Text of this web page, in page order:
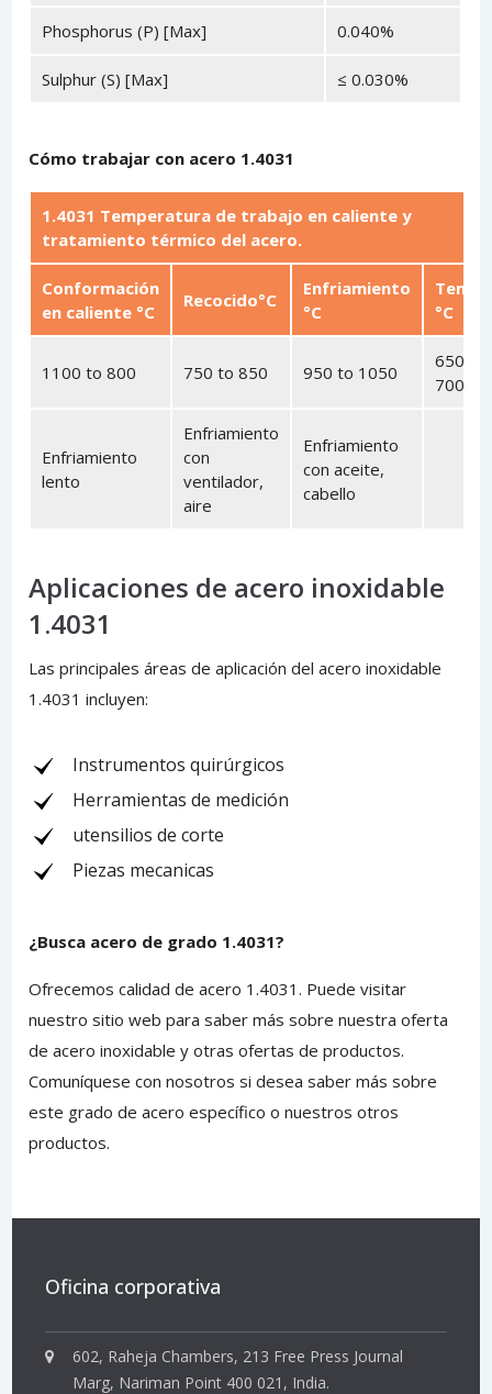
Phosphorus (P) [Max] 0.040%
Sulphur (S) [Max] ≤ 0.030%
Cómo trabajar con acero 1.4031
1.4031 Temperatura de trabajo en caliente y
tratamiento térmico del acero.
Conformación
en caliente °C
Recocido°C
Enfriamiento
°C
°C
1100 to 800 750 to 850 950 to 1050
650 to
700
Enfriamiento
lento
Enfriamiento
con
ventilador,
aire
Enfriamiento
con aceite,
cabello
Aplicaciones de acero inoxidable
1.4031
Las principales áreas de aplicación del acero inoxidable
1.4031 incluyen:
Instrumentos quirúrgicos
Herramientas de medición
utensilios de corte
Piezas mecanicas
¿Busca acero de grado 1.4031?
Ofrecemos calidad de acero 1.4031. Puede visitar
nuestro sitio web para saber más sobre nuestra oferta
de acero inoxidable y otras ofertas de productos.
Comuníquese con nosotros si desea saber más sobre
este grado de acero específico o nuestros otros
productos.
Oficina corporativa
602, Raheja Chambers, 213 Free Press Journal
Marg, Nariman Point 400 021, India.